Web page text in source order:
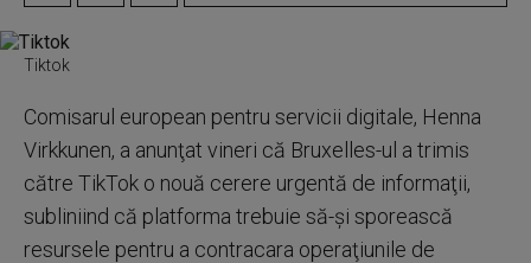
Tiktok
Comisarul european pentru servicii digitale, Henna
Virkkunen, a anunţat vineri că Bruxelles-ul a trimis
către TikTok o nouă cerere urgentă de informaţii,
subliniind că platforma trebuie să-şi sporească
resursele pentru a contracara operaţiunile de